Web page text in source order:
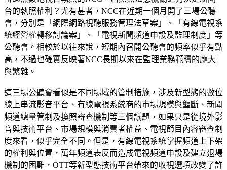
台的執照權利？尤有甚者，NCC在近期一個月開了三場公聽
會，分別是「網際網路視聽服務管理法草案」、「有線電視系
統經營權轉移討論案」、「電視新聞頻道申設及監理制度」等
公聽會。相較於以往來說，短期內召開公聽會的頻率似乎有點
高，不過也確實反映著NCC長期以來在監理業務範疇的龐大
與繁雜。
這三場公聽會看似是不同場域的管制措施，涉及新型態的數位
線上串流影音平台、有線電視系統商的市場規模與壟斷、新聞
頻道總量管制及換照審查機制等三個議題，如果只是從境外影
音與技術平台、市場規模與消費者權益、電視節目內容審查制
度來看，似乎完全不同。但是，有線電視系統掌握頻道上下架
的權利與位置，萬年頻道表反而造成電視頻道申設及建立退場
機制的困難，OTT等新型態技術平台帶來的收視選項改變了許